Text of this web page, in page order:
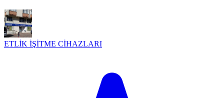
ETLİK İŞİTME CİHAZLARI